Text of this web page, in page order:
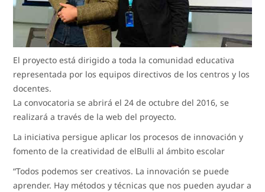
El proyecto está dirigido a toda la comunidad educativa
representada por los equipos directivos de los centros y los
docentes.
La convocatoria se abrirá el 24 de octubre del 2016, se
realizará a través de la web del proyecto.
La iniciativa persigue aplicar los procesos de innovación y
fomento de la creatividad de elBulli al ámbito escolar
“Todos podemos ser creativos. La innovación se puede
aprender. Hay métodos y técnicas que nos pueden ayudar a